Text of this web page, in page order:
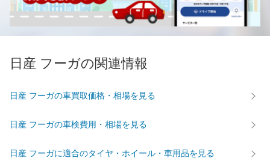
日産 フーガの関連情報
日産 フーガの車買取価格・相場を見る
日産 フーガの車検費用・相場を見る
日産 フーガに適合のタイヤ・ホイール・車用品を見る